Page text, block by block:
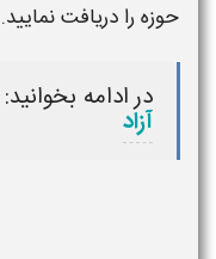
حوزه را دریافت نمایید.
در ادامه بخوانید:
آزاد